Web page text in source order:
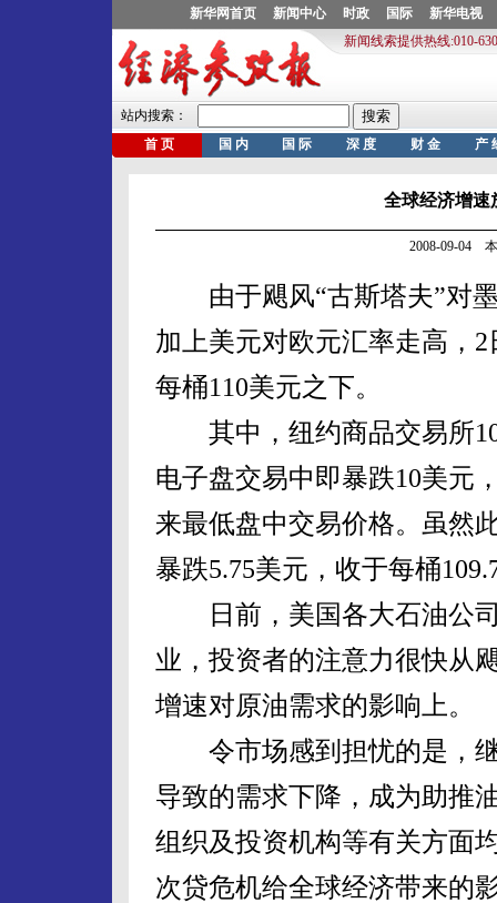
全球经济增速
2008-09-04
由于飓风“古斯塔夫”对墨
加上美元对欧元汇率走高，
每桶110美元之下。
其中，纽约商品交易所10
电子盘交易中即暴跌10美元
来最低盘中交易价格。虽然
暴跌5.75美元，收于每桶
日前，美国各大石油公司
业，投资者的注意力很快从
增速对原油需求的影响上。
令市场感到担忧的是，继
导致的需求下降，成为助推
组织及投资机构等有关方面
次贷危机给全球经济带来的